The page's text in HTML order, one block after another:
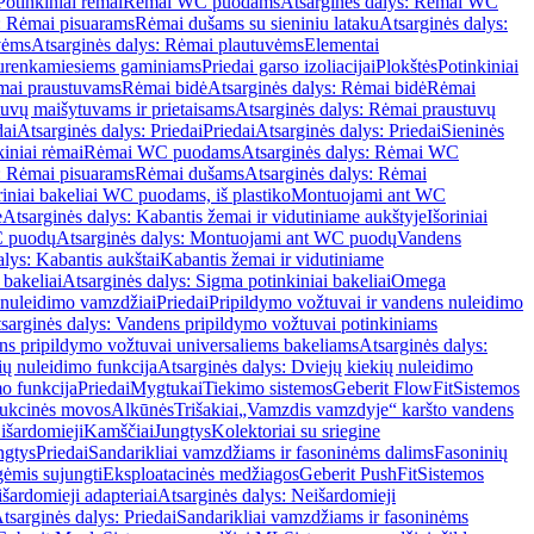
pisuaramsRėmai dušams su sieniniu latakuAtsarginės dalys:
Atsarginės dalys: Rėmai plautuvėmsElementai
gaminiamsPriedai garso izoliacijaiPlokštėsPotinkiniai
praustuvamsRėmai bidėAtsarginės dalys: Rėmai bidėRėmai
maišytuvams ir prietaisamsAtsarginės dalys: Rėmai praustuvų
Atsarginės dalys: PriedaiPriedaiAtsarginės dalys: PriedaiSieninės
rėmaiRėmai WC puodamsAtsarginės dalys: Rėmai WC
pisuaramsRėmai dušamsAtsarginės dalys: Rėmai
bakeliai WC puodams, iš plastikoMontuojami ant WC
Atsarginės dalys: Kabantis žemai ir vidutiniame aukštyjeIšoriniai
puodųAtsarginės dalys: Montuojami ant WC puodųVandens
Kabantis aukštaiKabantis žemai ir vidutiniame
Atsarginės dalys: Sigma potinkiniai bakeliaiOmega
vamzdžiaiPriedaiPripildymo vožtuvai ir vandens nuleidimo
dalys: Vandens pripildymo vožtuvai potinkiniams
pripildymo vožtuvai universaliems bakeliamsAtsarginės dalys:
nuleidimo funkcijaAtsarginės dalys: Dviejų kiekių nuleidimo
funkcijaPriedaiMygtukaiTiekimo sistemosGeberit FlowFitSistemos
movosAlkūnėsTrišakiai„Vamzdis vamzdyje“ karšto vandens
KamščiaiJungtysKolektoriai su sriegine
PriedaiSandarikliai vamzdžiams ir fasoninėms dalimsFasoninių
sujungtiEksploatacinės medžiagosGeberit PushFitSistemos
adapteriaiAtsarginės dalys: Neišardomieji
dalys: PriedaiSandarikliai vamzdžiams ir fasoninėms